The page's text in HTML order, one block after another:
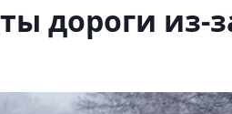
дороги из-